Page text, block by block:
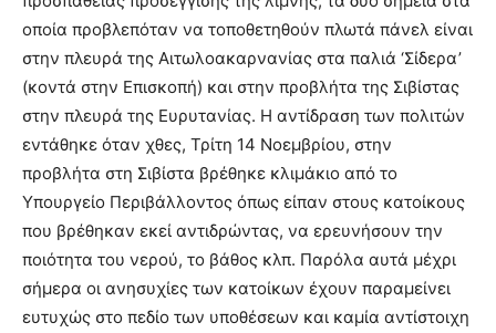
οποία προβλεπόταν να τοποθετηθούν πλωτά πάνελ είναι
στην πλευρά της Αιτωλοακαρνανίας στα παλιά ‘Σίδερα’
(κοντά στην Επισκοπή) και στην προβλήτα της Σιβίστας
στην πλευρά της Ευρυτανίας. Η αντίδραση των πολιτών
εντάθηκε όταν χθες, Τρίτη 14 Νοεμβρίου, στην
προβλήτα στη Σιβίστα βρέθηκε κλιμάκιο από το
Υπουργείο Περιβάλλοντος όπως είπαν στους κατοίκους
που βρέθηκαν εκεί αντιδρώντας, να ερευνήσουν την
ποιότητα του νερού, το βάθος κλπ. Παρόλα αυτά μέχρι
σήμερα οι ανησυχίες των κατοίκων έχουν παραμείνει
ευτυχώς στο πεδίο των υποθέσεων και καμία αντίστοιχη